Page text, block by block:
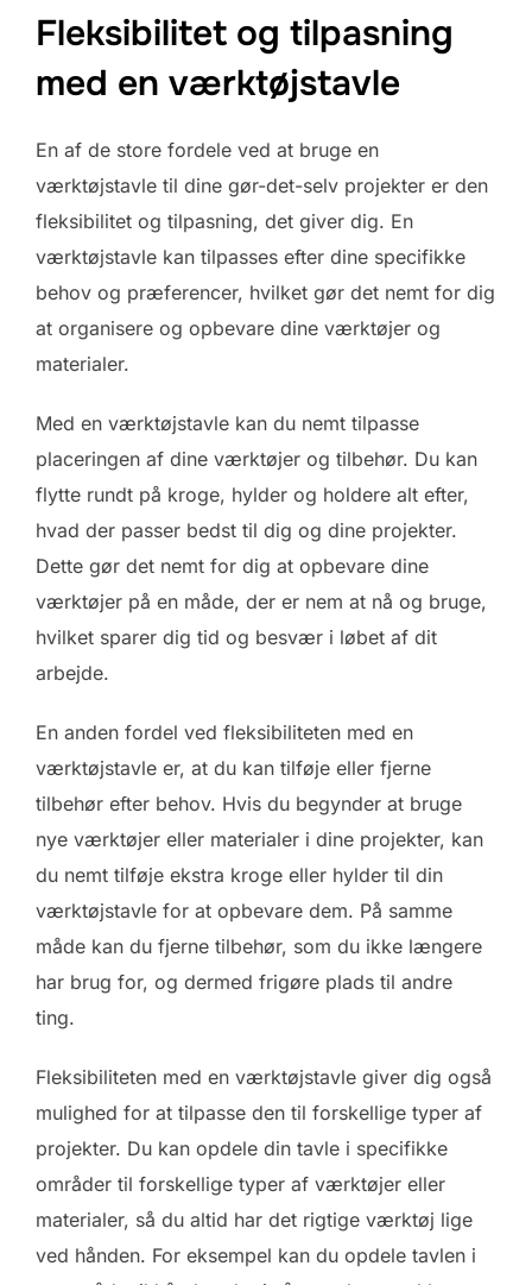
Fleksibilitet og tilpasning
med en værktøjstavle
En af de store fordele ved at bruge en
værktøjstavle til dine gør-det-selv projekter er den
fleksibilitet og tilpasning, det giver dig. En
værktøjstavle kan tilpasses efter dine specifikke
behov og præferencer, hvilket gør det nemt for dig
at organisere og opbevare dine værktøjer og
materialer.
Med en værktøjstavle kan du nemt tilpasse
placeringen af dine værktøjer og tilbehør. Du kan
flytte rundt på kroge, hylder og holdere alt efter,
hvad der passer bedst til dig og dine projekter.
Dette gør det nemt for dig at opbevare dine
værktøjer på en måde, der er nem at nå og bruge,
hvilket sparer dig tid og besvær i løbet af dit
arbejde.
En anden fordel ved fleksibiliteten med en
værktøjstavle er, at du kan tilføje eller fjerne
tilbehør efter behov. Hvis du begynder at bruge
nye værktøjer eller materialer i dine projekter, kan
du nemt tilføje ekstra kroge eller hylder til din
værktøjstavle for at opbevare dem. På samme
måde kan du fjerne tilbehør, som du ikke længere
har brug for, og dermed frigøre plads til andre
ting.
Fleksibiliteten med en værktøjstavle giver dig også
mulighed for at tilpasse den til forskellige typer af
projekter. Du kan opdele din tavle i specifikke
områder til forskellige typer af værktøjer eller
materialer, så du altid har det rigtige værktøj lige
ved hånden. For eksempel kan du opdele tavlen i